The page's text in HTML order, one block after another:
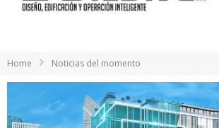
hello world
Home Noticias del momento